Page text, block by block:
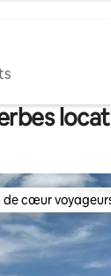
de cœur
de cœur